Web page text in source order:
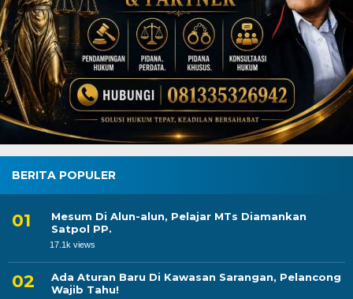
BERITA POPULER
Mesum Di Alun-alun, Pelajar MTs Diamankan
Satpol PP.
17.1k views
Ada Aturan Baru Di Kawasan Sarangan, Pelancong
Wajib Tahu!